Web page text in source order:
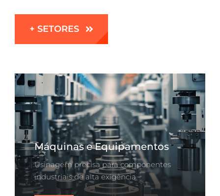
+ SETORES
Máquinas e Equipamentos
Usinagem precisa para componentes
industriais de alta exigência.
Saiba Mais